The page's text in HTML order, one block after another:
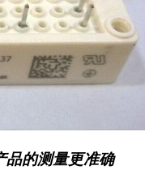
品的测量更准确